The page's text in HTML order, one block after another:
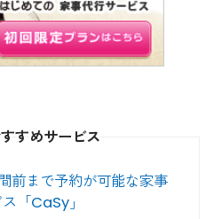
すめサービス
前まで予約が可能な家事
「CaSy」